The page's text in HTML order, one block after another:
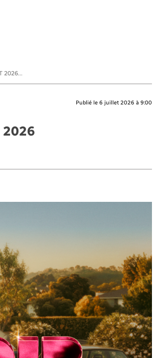
2026...
Publié le 6 juillet 2026 à 9:00